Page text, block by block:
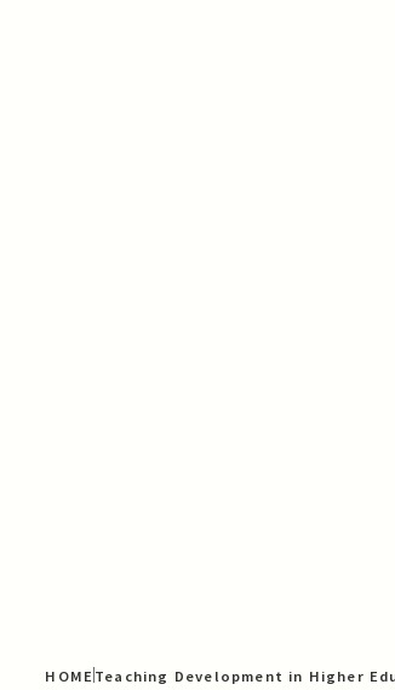
HOME Teaching Development in Higher